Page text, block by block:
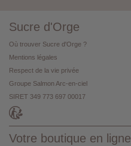
Sucre d'Orge
Où trouver Sucre d'Orge ?
Mentions légales
Respect de la vie privée
Groupe Salmon Arc-en-ciel
SIRET 349 773 697 00017
Votre boutique en ligne